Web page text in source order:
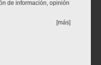
de información, opinión
[más]